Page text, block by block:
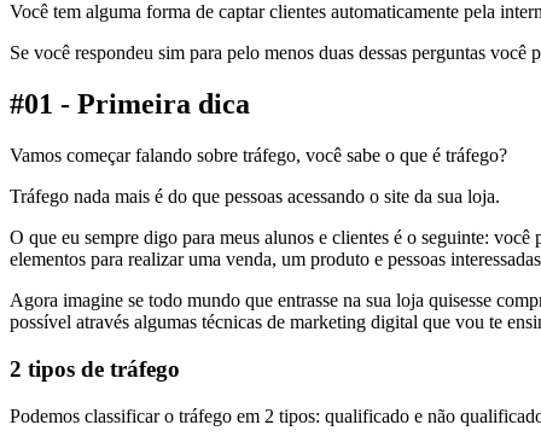
Você tem alguma forma de captar clientes automaticamente pela
Se você respondeu sim para pelo menos duas dessas perguntas você
#01 - Primeira dica
Vamos começar falando sobre tráfego, você sabe o que é tráfego?
Tráfego nada mais é do que pessoas acessando o site da sua loja.
O que eu sempre digo para meus alunos e clientes é o seguinte: você
elementos para realizar uma venda, um produto e pessoas
Agora imagine se todo mundo que entrasse na sua loja quisesse
possível através algumas técnicas de marketing digital que vou te
2 tipos de tráfego
Podemos classificar o tráfego em 2 tipos: qualificado e não